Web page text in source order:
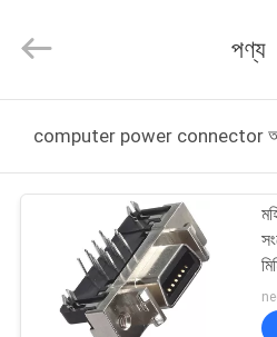
পণ্য
আমাদের
সম্পর্কে
Reserved.
পণ্য
computer power connector